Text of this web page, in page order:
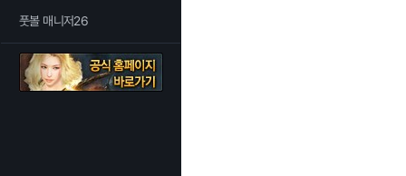
풋볼 매니저26